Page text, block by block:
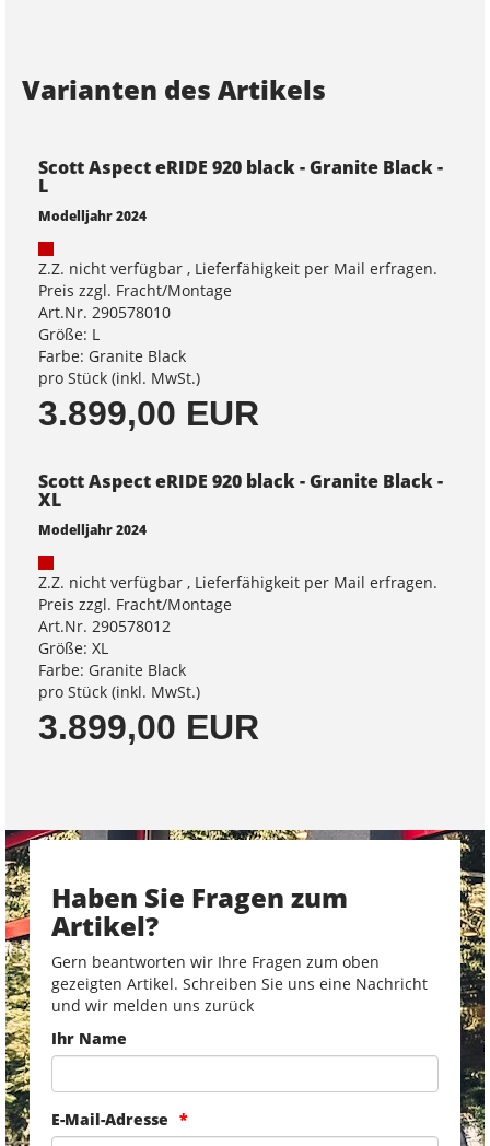
Varianten des Artikels
Scott Aspect eRIDE 920 black - Granite Black -
L
Modelljahr 2024
Z.Z. nicht verfügbar , Lieferfähigkeit per Mail erfragen.
Preis zzgl. Fracht/Montage
Art.Nr. 290578010
Größe: L
Farbe: Granite Black
pro Stück (inkl. MwSt.)
3.899,00 EUR
Scott Aspect eRIDE 920 black - Granite Black -
XL
Modelljahr 2024
Z.Z. nicht verfügbar , Lieferfähigkeit per Mail erfragen.
Preis zzgl. Fracht/Montage
Art.Nr. 290578012
Größe: XL
Farbe: Granite Black
pro Stück (inkl. MwSt.)
3.899,00 EUR
Haben Sie Fragen zum
Artikel?
Gern beantworten wir Ihre Fragen zum oben
gezeigten Artikel. Schreiben Sie uns eine Nachricht
und wir melden uns zurück
Ihr Name
E-Mail-Adresse